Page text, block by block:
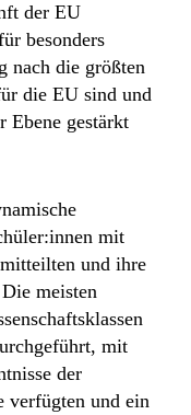
der EU
besonders
nach die größten
die EU sind und
Ebene gestärkt
mit
und ihre
meisten
mit
der
verfügten und ein